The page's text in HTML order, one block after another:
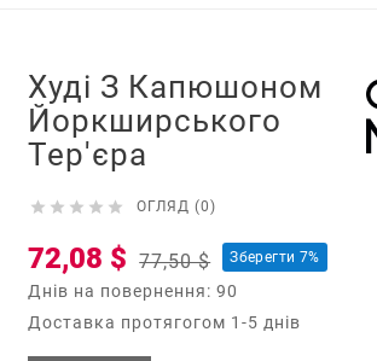
Худі З Капюшоном
Йоркширського
Тер'єра
     ОГЛЯД (0)
72,08 $ 77,50 $ Зберегти 7%
Днів на повернення: 90
Доставка протягогом 1-5 днів